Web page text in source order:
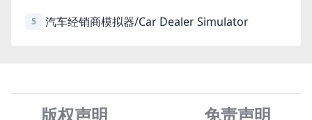
5 汽车经销商模拟器/Car Dealer Simulator
版权声明 免责声明